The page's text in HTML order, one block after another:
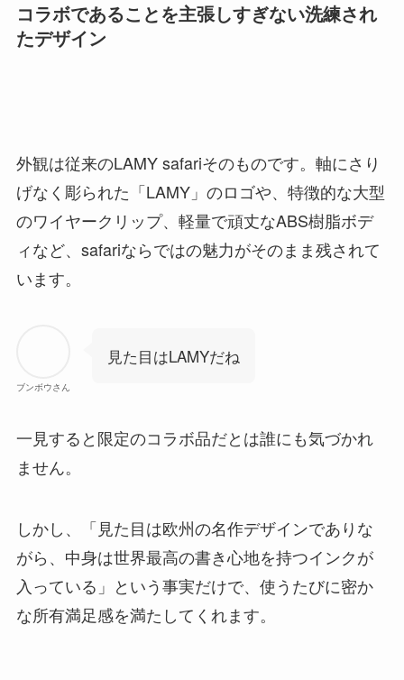
コラボであることを主張しすぎない洗練され
たデザイン
外観は従来のLAMY safariそのものです。軸にさり
げなく彫られた「LAMY」のロゴや、特徴的な大型
のワイヤークリップ、軽量で頑丈なABS樹脂ボデ
ィなど、safariならではの魅力がそのまま残されて
います。
ブンボウさん
見た目はLAMYだね
一見すると限定のコラボ品だとは誰にも気づかれ
ません。
しかし、「見た目は欧州の名作デザインでありな
がら、中身は世界最高の書き心地を持つインクが
入っている」という事実だけで、使うたびに密か
な所有満足感を満たしてくれます。